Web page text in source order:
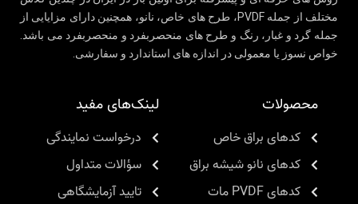
مختلف از جمله PVDF، طرح های خاص، نانو، همچنین دارای مزایایی از
جمله گرد و غبار، رنگ و طرح های منحصربفرد و منحصربفرد می باشد.
خواص نسوز یا معمولی در اندازه های استاندارد و سفارشی.
محصولات
کدهای براق خاص
کدهای نانو شیشه براق
کدهای PVDF مات
لینک‌های مفید
درخواست نمایندگی
سؤالات متداول
تایید آزمایشگاهی